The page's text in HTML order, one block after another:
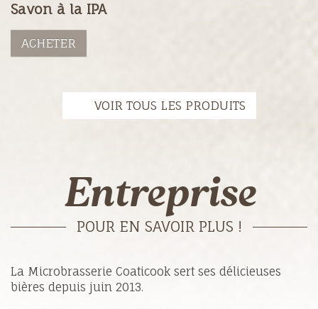
Savon à la IPA
ACHETER
VOIR TOUS LES PRODUITS
Entreprise
POUR EN SAVOIR PLUS !
La Microbrasserie Coaticook sert ses délicieuses
bières depuis juin 2013.